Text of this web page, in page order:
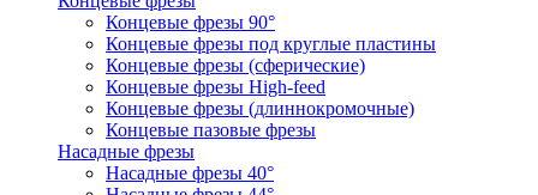
Концевые фрезы 90°
Концевые фрезы под круглые пластины
Концевые фрезы (сферические)
Концевые фрезы High-feed
Концевые фрезы (длиннокромочные)
Концевые пазовые фрезы
Насадные фрезы
Насадные фрезы 40°